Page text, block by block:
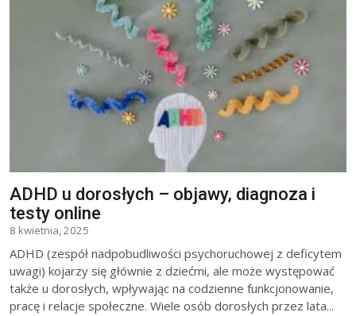
ADHD u dorosłych – objawy, diagnoza i
testy online
8 kwietnia, 2025
ADHD (zespół nadpobudliwości psychoruchowej z deficytem
uwagi) kojarzy się głównie z dziećmi, ale może występować
także u dorosłych, wpływając na codzienne funkcjonowanie,
pracę i relacje społeczne. Wiele osób dorosłych przez lata...